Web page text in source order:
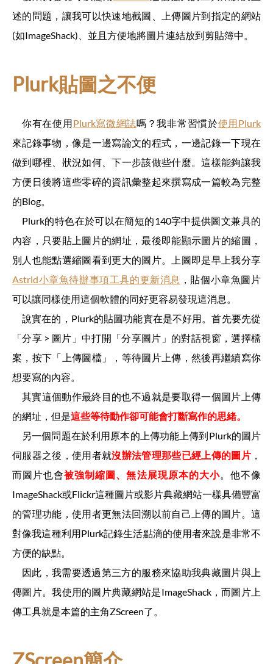
述的問題，讓我可以快速地截圖、上傳圖片到指定的網站
(如ImageShack)、並且方便地將圖片連結放到剪貼簿中。
Plurk貼圖之不便
你有在使用Plurk寫微網誌嗎？我非常習慣於使用Plurk
來記錄事物，像是一邊寫論文的程式，一邊記錄一下現在
做到哪裡、狀況如何、下一步該做些什麼。這樣能夠讓我
方便日後將這些零碎的資訊彙整起來撰寫成一篇較為完整
的Blog。
Plurk的特色在於可以在簡短的140字中提供圖文兼具的
內容，只要貼上圖片的網址，最後即能顯示圖片的縮圖，
別人也能點選縮圖看到更大的圖片。上圖即是早上我分享
Astrid小章魚待辦事項工具的更新消息
，貼個小章魚圖片
可以讓同樣使用這個軟體的同好更容易發現這消息。
說實在的，Plurk的貼圖功能實在是不好用。首先要先從
「分享 > 圖片」中打開「分享圖片」的對話視窗，選擇檔
案，按下「上傳圖檔」，等待圖片上傳，然後再繼續寫你
想要寫的內容。
其實這個動作最終目的也不過就是要取得一個圖片上傳
的網址，但是這些等待動作卻可能會打斷寫作的思緒。
另一個問題在於利用原本的上傳功能上傳到Plurk的圖片
伺服器之後，使用者就沒辦法管理那些已經上傳的圖片
而圖片也會被強制縮圖、無法展現原本的大小。他不像
ImageShack或Flickr這種圖片或影片典藏網站一樣具備豐富
的管理功能，使用者更無法回溯以前自己上傳的圖片。這
對像我這種利用Plurk記錄生活點滴的使用者來說是非常不
方便的缺點。
因此，我需要透過第三方的服務來協助我典藏圖片與上
傳圖片。我使用的圖片典藏網站是ImageShack，而圖片上
傳工具就是本篇的主角ZScreen了。